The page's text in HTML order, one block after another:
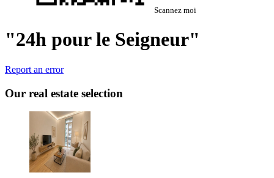
Scannez moi
"24h pour le Seigneur"
Report an error
Our real estate selection